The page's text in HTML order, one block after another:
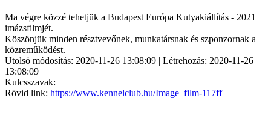
Ma végre közzé tehetjük a Budapest Európa Kutyakiállítás - 2021
imázsfilmjét.
Köszönjük minden résztvevőnek, munkatársnak és szponzornak a
közreműködést.
Utolsó módosítás: 2020-11-26 13:08:09 | Létrehozás: 2020-11-26
13:08:09
Kulcsszavak:
Rövid link: https://www.kennelclub.hu/Image_film-117ff